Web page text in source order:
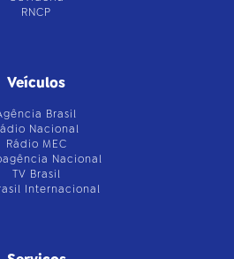
RNCP
Veículos
Brasil
Nacional
Rádio MEC
Nacional
TV Brasil
Internacional